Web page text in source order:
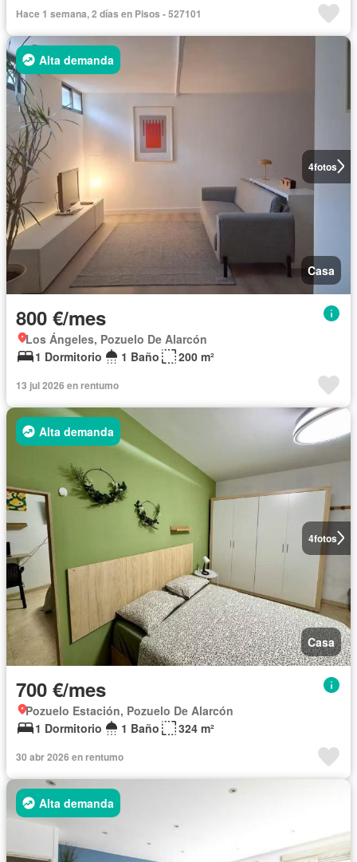
Hace 1 semana, 2 días en Pisos - 527101
4fotos
Alta demanda
Casa
800 €/mes
Los Ángeles, Pozuelo De Alarcón
1 Dormitorio
1 Baño 200 m²
13 jul 2026 en rentumo
4fotos
Alta demanda
Casa
700 €/mes
Pozuelo Estación, Pozuelo De Alarcón
1 Dormitorio
1 Baño 324 m²
30 abr 2026 en rentumo
Alta demanda